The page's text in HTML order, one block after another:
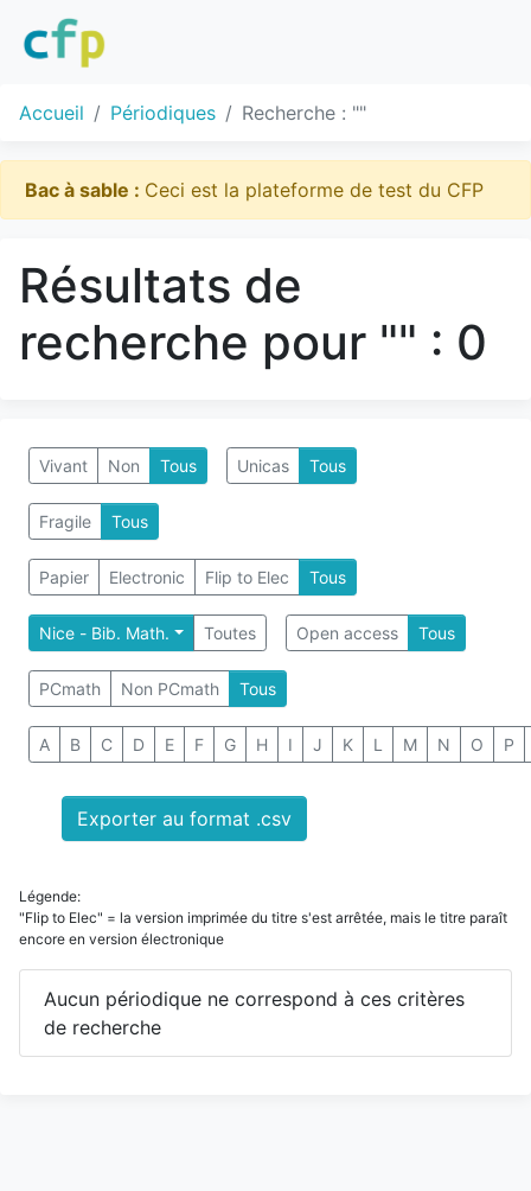
Accueil Périodiques Recherche : ""
Bac à sable : Ceci est la plateforme de test du CFP
Résultats de
recherche pour "" : 0
Vivant Non Tous Unicas Tous
Fragile Tous
Papier Electronic Flip to Elec Tous
Nice - Bib. Math. Toutes Open access Tous
PCmath Non PCmath Tous
A B C D E F G H I J K L M N O P
Exporter au format .csv
Légende:
"Flip to Elec" = la version imprimée du titre s'est arrêtée, mais le titre paraît
encore en version électronique
Aucun périodique ne correspond à ces critères
de recherche